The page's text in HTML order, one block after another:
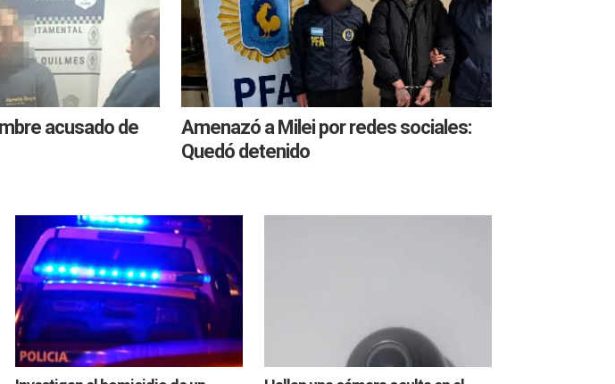
acusado de
Amenazó a Milei por redes sociales:
Quedó detenido